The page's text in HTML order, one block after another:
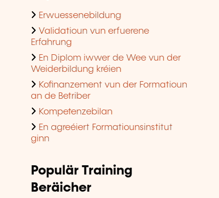
Erwuessenebildung
Validatioun vun erfuerene
Erfahrung
En Diplom iwwer de Wee vun der
Weiderbildung kréien
Kofinanzement vun der Formatioun
an de Betriber
Kompetenzebilan
En agreéiert Formatiounsinstitut
ginn
Populär Training
Beräicher